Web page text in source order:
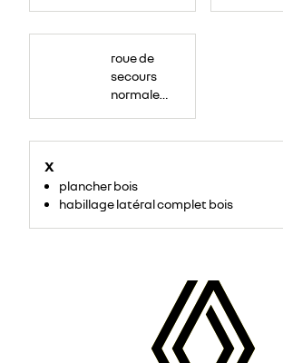
roue de
secours
normale
X
plancher bois
habillage latéral complet bois